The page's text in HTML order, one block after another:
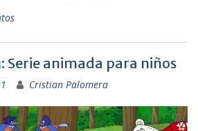
Serie animada para niños
Cristian Palomera